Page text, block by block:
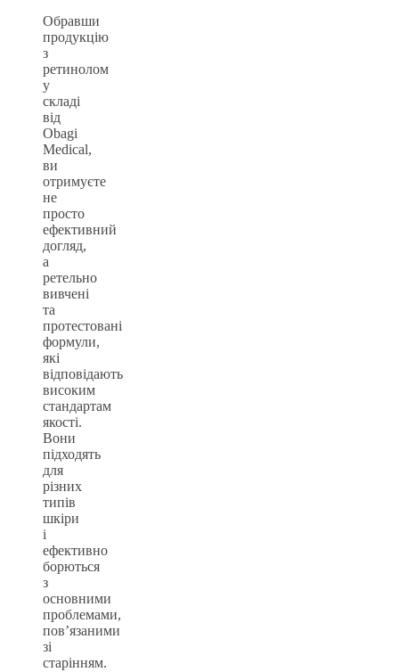
Обравши
продукцію
з
ретинолом
у
складі
від
Obagi
Medical,
ви
отримуєте
не
просто
ефективний
догляд,
а
ретельно
вивчені
та
протестовані
формули,
які
відповідають
високим
стандартам
якості.
Вони
підходять
для
різних
типів
шкіри
і
ефективно
борються
з
основними
проблемами,
пов’язаними
зі
старінням.